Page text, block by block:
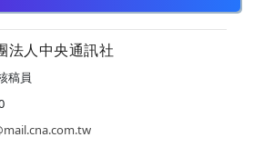
法人中央通訊社
稿員